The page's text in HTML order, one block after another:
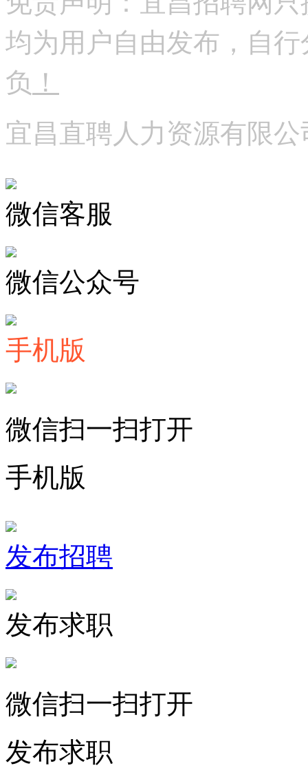
均为用户自由发布，自
负 ！
宜昌直聘人力资源有限
微信客服
微信公众号
手机版
微信扫一扫打开
手机版
发布招聘
发布求职
微信扫一扫打开
发布求职